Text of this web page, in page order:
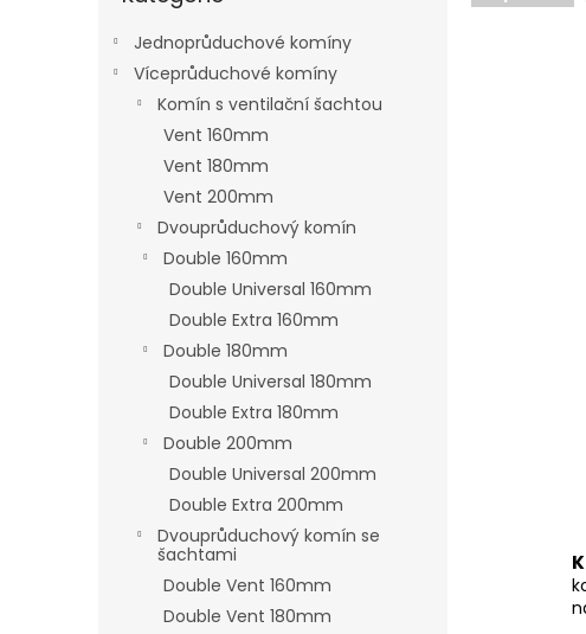
Jednoprůduchové komíny
Víceprůduchové komíny
Komín s ventilační šachtou
Vent 160mm
Vent 180mm
Vent 200mm
Dvouprůduchový komín
Double 160mm
Double Universal 160mm
Double Extra 160mm
Double 180mm
Double Universal 180mm
Double Extra 180mm
Double 200mm
Double Universal 200mm
Double Extra 200mm
Dvouprůduchový komín se
šachtami
Double Vent 160mm
Double Vent 180mm